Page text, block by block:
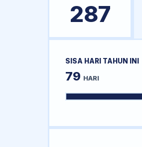
287
SISA HARI TAHUN INI
79 HARI